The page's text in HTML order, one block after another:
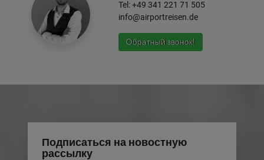
Tel: +49 341 221 71 505
info@airportreisen.de
Обратный звонок!
Подписаться на новостную
рассылку